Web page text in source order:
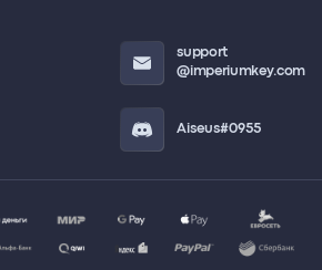
support
@imperiumkey.com
Aiseus#0955